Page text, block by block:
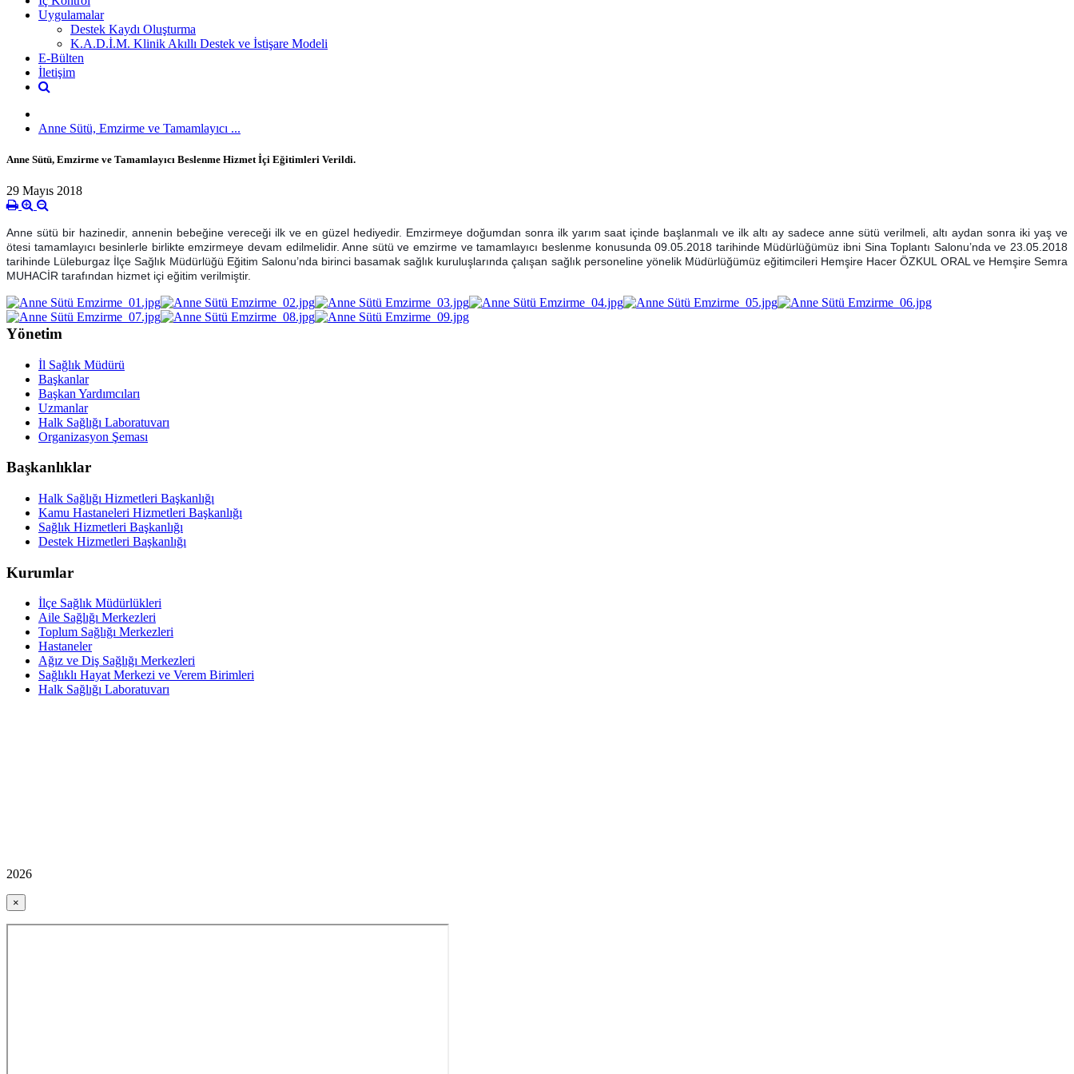
Uygulamalar
Destek Kaydı Oluşturma
K.A.D.İ.M. Klinik Akıllı Destek ve İstişare Modeli
E-Bülten
İletişim
Anne Sütü, Emzirme ve Tamamlayıcı ...
Anne Sütü, Emzirme ve Tamamlayıcı Beslenme Hizmet İçi Eğitimleri Verildi.
29 Mayıs 2018
Anne sütü bir hazinedir, annenin bebeğine vereceği ilk ve en güzel hediyedir. Emzirmeye doğumdan sonra ilk yarım saat içinde başlanmalı ve ilk altı ay sadece anne sütü verilmeli, altı aydan sonra iki yaş ve
ötesi tamamlayıcı besinlerle birlikte emzirmeye devam edilmelidir. Anne sütü ve emzirme ve tamamlayıcı beslenme konusunda 09.05.2018 tarihinde Müdürlüğümüz ibni Sina Toplantı Salonu’nda ve 23.05.2018
tarihinde Lüleburgaz İlçe Sağlık Müdürlüğü Eğitim Salonu’nda birinci basamak sağlık kuruluşlarında çalışan sağlık personeline yönelik Müdürlüğümüz eğitimcileri Hemşire Hacer ÖZKUL ORAL ve Hemşire Semra
MUHACİR tarafından hizmet içi eğitim verilmiştir.
Yönetim
İl Sağlık Müdürü
Başkanlar
Başkan Yardımcıları
Uzmanlar
Halk Sağlığı Laboratuvarı
Organizasyon Şeması
Başkanlıklar
Halk Sağlığı Hizmetleri Başkanlığı
Kamu Hastaneleri Hizmetleri Başkanlığı
Sağlık Hizmetleri Başkanlığı
Destek Hizmetleri Başkanlığı
Kurumlar
İlçe Sağlık Müdürlükleri
Aile Sağlığı Merkezleri
Toplum Sağlığı Merkezleri
Hastaneler
Ağız ve Diş Sağlığı Merkezleri
Sağlıklı Hayat Merkezi ve Verem Birimleri
Halk Sağlığı Laboratuvarı
2026
×